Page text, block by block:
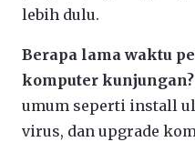
lebih dulu.
Berapa lama waktu
komputer kunjungan?
umum seperti install
virus, dan upgrade